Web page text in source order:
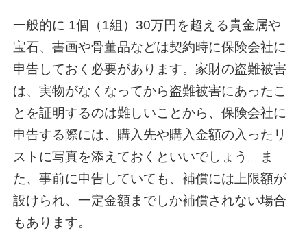
一般的に 1個（1組）30万円を超える貴金属や
宝石、書画や骨董品などは契約時に保険会社に
申告しておく必要があります。家財の盗難被害
は、実物がなくなってから盗難被害にあったこ
とを証明するのは難しいことから、保険会社に
申告する際には、購入先や購入金額の入ったリ
ストに写真を添えておくといいでしょう。ま
た、事前に申告していても、補償には上限額が
設けられ、一定金額までしか補償されない場合
もあります。